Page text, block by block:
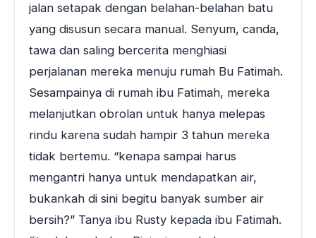
jalan setapak dengan belahan-belahan batu
yang disusun secara manual. Senyum, canda,
tawa dan saling bercerita menghiasi
perjalanan mereka menuju rumah Bu Fatimah.
Sesampainya di rumah ibu Fatimah, mereka
melanjutkan obrolan untuk hanya melepas
rindu karena sudah hampir 3 tahun mereka
tidak bertemu. “kenapa sampai harus
mengantri hanya untuk mendapatkan air,
bukankah di sini begitu banyak sumber air
bersih?” Tanya ibu Rusty kepada ibu Fatimah.